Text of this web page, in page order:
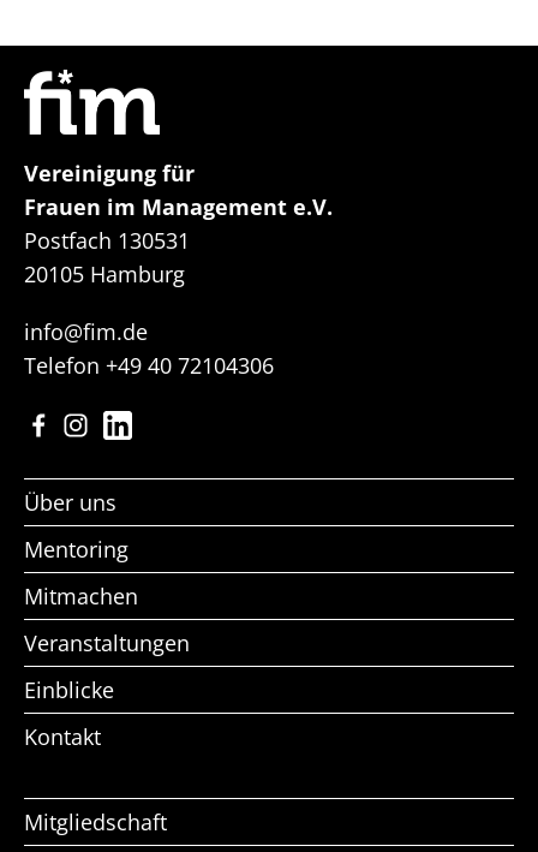
Vereinigung für
Frauen im Management e.V.
Postfach 130531
20105 Hamburg
info@fim.de
Telefon +49 40 72104306
Über uns
Mentoring
Mitmachen
Veranstaltungen
Einblicke
Kontakt
Mitgliedschaft